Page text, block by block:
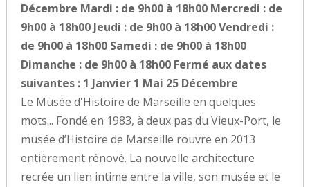
Décembre Mardi : de 9h00 à 18h00 Mercredi : de
9h00 à 18h00 Jeudi : de 9h00 à 18h00 Vendredi :
de 9h00 à 18h00 Samedi : de 9h00 à 18h00
Dimanche : de 9h00 à 18h00 Fermé aux dates
suivantes : 1 Janvier 1 Mai 25 Décembre
Le Musée d'Histoire de Marseille en quelques
mots... Fondé en 1983, à deux pas du Vieux-Port, le
musée d’Histoire de Marseille rouvre en 2013
entièrement rénové. La nouvelle architecture
recrée un lien intime entre la ville, son musée et le